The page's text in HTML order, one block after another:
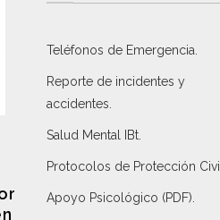
Teléfonos de Emergencia.
Reporte de incidentes y
accidentes
Salud Mental IBt
Protocolos de Protección Civil
Apoyo Psicológico (PDF)